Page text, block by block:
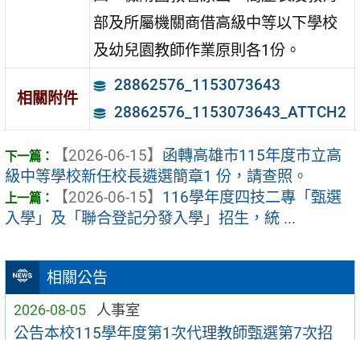
相關公告
2026-08-05 人事室
公告本校115學年度第1次代理教師甄選第7次招
部及所屬機關商借高級中等以下學校
及幼兒園教師作業原則各1份。
相關附件
28862576_1153073643
28862576_1153073643_ATTCH2
【2026-06-15】 函轉高雄市115年度市立高
級中等學校新任校長遴選簡章1 份，請查照。
【2026-06-15】 116學年度四技二專「甄選
入學」及「聯合登記分發入學」招生，統 ...